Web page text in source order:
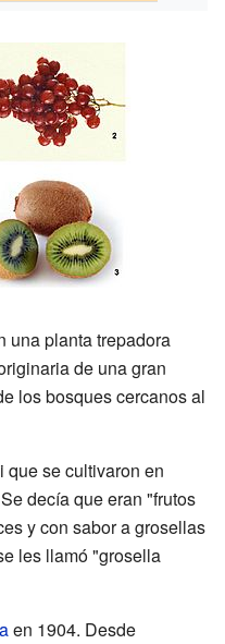
una planta trepadora
de una gran
los bosques cercanos al
que se cultivaron en
decía que eran "frutos
y con sabor a grosellas
les llamó "grosella
en 1904. Desde